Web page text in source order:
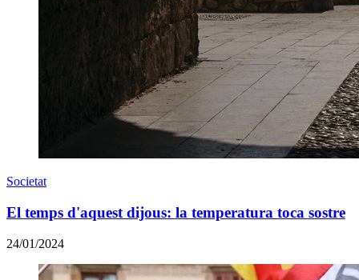
Societat
El temps d'aquest dijous: la temperatura toca sostre
24/01/2024